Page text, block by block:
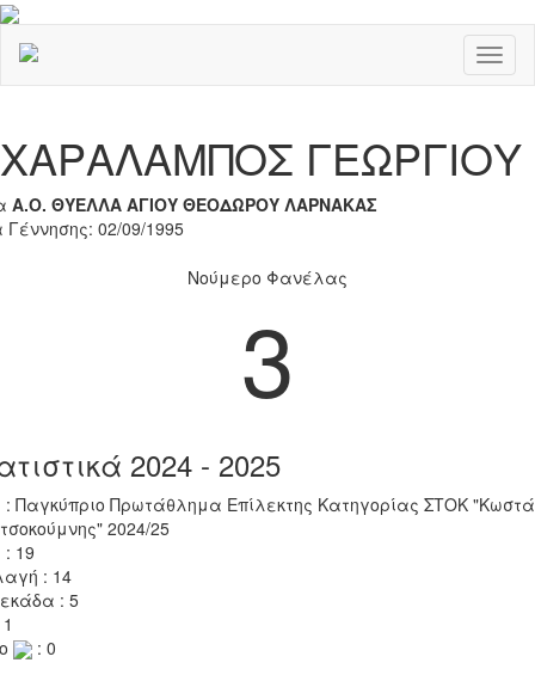
ΧΑΡΑΛΑΜΠΟΣ ΓΕΩΡΓΙΟΥ
Α.Ο. ΘΥΕΛΛΑ ΑΓΙΟΥ ΘΕΟΔΩΡΟΥ ΛΑΡΝΑΚΑΣ
Γέννησης: 02/09/1995
Νούμερο Φανέλας
3
2024 - 2025
: Παγκύπριο Πρωτάθλημα Επίλεκτης Κατηγορίας ΣΤΟΚ
2024/25
19
: 14
: 5
: 0